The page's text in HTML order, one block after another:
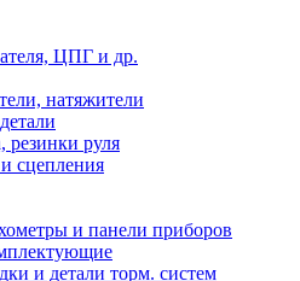
ЦПГ и др.
натяжители
резинки руля
сцепления
и панели приборов
и детали торм. систем